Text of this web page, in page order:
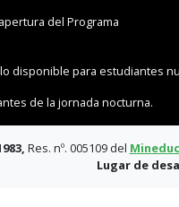
del Programa
disponible para estudiantes
de la jornada nocturna.
Res. nº. 005109 del
Lugar de